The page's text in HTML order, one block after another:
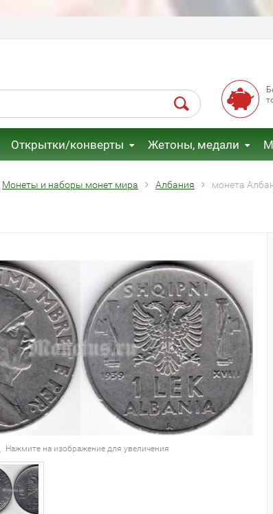
Открытки/конверты Жетоны, медали
Монеты и наборы монет мира Албания монета
Нажмите на изображение для увеличения